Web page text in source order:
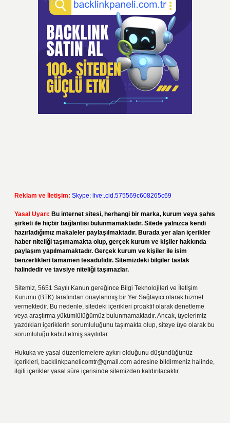
Reklam ve İletişim: Skype: live:.cid.575569c608265c69
Yasal Uyarı: Bu internet sitesi, herhangi bir marka, kurum veya şahıs
şirketi ile hiçbir bağlantısı bulunmamaktadır. Sitede yalnızca kendi
hazırladığımız makaleler paylaşılmaktadır. Burada yer alan içerikler
haber niteliği taşımamakta olup, gerçek kurum ve kişiler hakkında
paylaşım yapılmamaktadır. Gerçek kurum ve kişiler ile isim
benzerlikleri tamamen tesadüfidir. Sitemizdeki bilgiler taslak
halindedir ve tavsiye niteliği taşımazlar.
Sitemiz, 5651 Sayılı Kanun gereğince Bilgi Teknolojileri ve İletişim
Kurumu (BTK) tarafından onaylanmış bir Yer Sağlayıcı olarak hizmet
vermektedir. Bu nedenle, sitedeki içerikleri proaktif olarak denetleme
veya araştırma yükümlülüğümüz bulunmamaktadır. Ancak, üyelerimiz
yazdıkları içeriklerin sorumluluğunu taşımakta olup, siteye üye olarak bu
sorumluluğu kabul etmiş sayılırlar.
Hukuka ve yasal düzenlemelere aykırı olduğunu düşündüğünüz
içerikleri, backlinkpanelicomtr@gmail.com adresine bildirmeniz halinde,
ilgili içerikler yasal süre içerisinde sitemizden kaldırılacaktır.